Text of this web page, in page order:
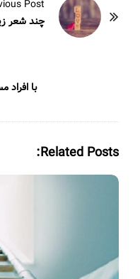
Post:
چند شعر
با افراد
Related Posts: